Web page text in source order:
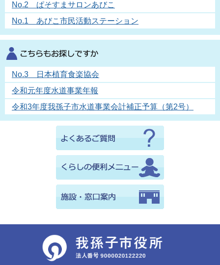
No.2 ぱそすまサロンあびこ
No.1 あびこ市民活動ステーション
No.3 日本植育食楽協会
令和元年度水道事業年報
令和3年度我孫子市水道事業会計補正予算（第2号）